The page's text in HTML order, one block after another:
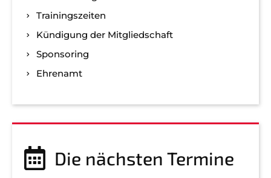
Trainingszeiten
Kündigung der Mitgliedschaft
Sponsoring
Ehrenamt
Die nächsten Termine